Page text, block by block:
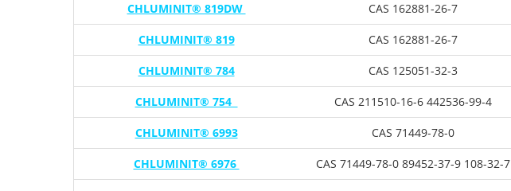
CHLUMINIT® 819DW CAS 162881-26-7
CHLUMINIT® 819 CAS 162881-26-7
CHLUMINIT® 784 CAS 125051-32-3
CHLUMINIT® 754 CAS 211510-16-6 442536-99-4
CHLUMINIT® 6993 CAS 71449-78-0
CHLUMINIT® 6976 CAS 71449-78-0 89452-37-9 108-32-7